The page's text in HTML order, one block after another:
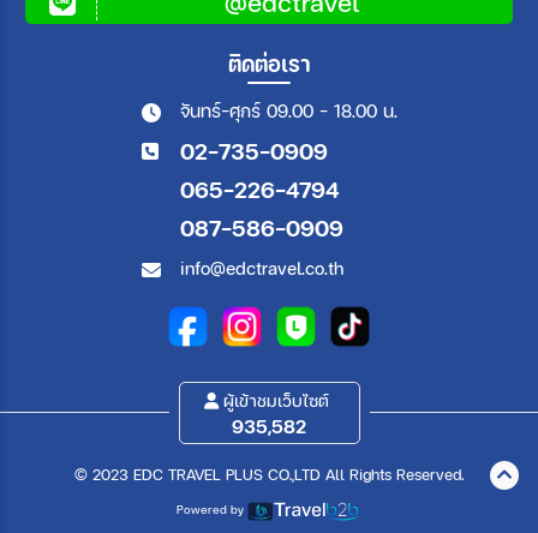
ติดต่อเรา
จันทร์-ศุกร์ 09.00 - 18.00 น.
02-735-0909
065-226-4794
087-586-0909
info@edctravel.co.th
ผู้เข้าชมเว็บไซต์
935,582
© 2023 EDC TRAVEL PLUS CO.,LTD All Rights Reserved.
Powered by